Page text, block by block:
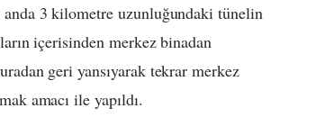
anda 3 kilometre uzunluğundaki tünelin
içerisinden merkez binadan
geri yansıyarak tekrar merkez
amacı ile yapıldı.